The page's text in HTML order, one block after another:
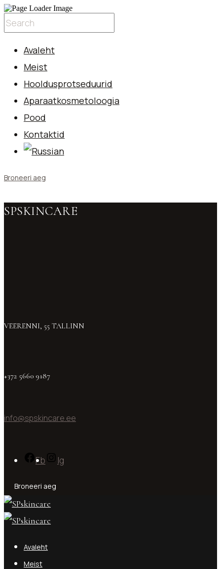
Avaleht
Meist
Hooldusprotseduurid
Aparaatkosmetoloogia
Pood
Kontaktid
Broneeri aeg
SPSKINCARE
VEERENNI, 55 TALLINN
+372 5660 9187
info@spskincare.ee
Fb Ig
Broneeri aeg
Avaleht
Meist